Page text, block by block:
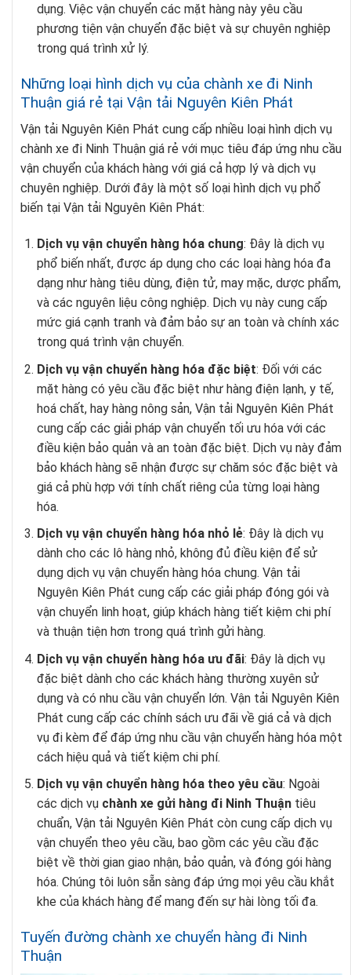
dụng. Việc vận chuyển các mặt hàng này yêu cầu
phương tiện vận chuyển đặc biệt và sự chuyên nghiệp
trong quá trình xử lý.
Những loại hình dịch vụ của chành xe đi Ninh
Thuận giá rẻ tại Vận tải Nguyên Kiên Phát
Vận tải Nguyên Kiên Phát cung cấp nhiều loại hình dịch vụ
chành xe đi Ninh Thuận giá rẻ với mục tiêu đáp ứng nhu cầu
vận chuyển của khách hàng với giá cả hợp lý và dịch vụ
chuyên nghiệp. Dưới đây là một số loại hình dịch vụ phổ
biến tại Vận tải Nguyên Kiên Phát:
Dịch vụ vận chuyển hàng hóa chung: Đây là dịch vụ
phổ biến nhất, được áp dụng cho các loại hàng hóa đa
dạng như hàng tiêu dùng, điện tử, may mặc, dược phẩm,
và các nguyên liệu công nghiệp. Dịch vụ này cung cấp
mức giá cạnh tranh và đảm bảo sự an toàn và chính xác
trong quá trình vận chuyển.
Dịch vụ vận chuyển hàng hóa đặc biệt: Đối với các
mặt hàng có yêu cầu đặc biệt như hàng điện lạnh, y tế,
hoá chất, hay hàng nông sản, Vận tải Nguyên Kiên Phát
cung cấp các giải pháp vận chuyển tối ưu hóa với các
điều kiện bảo quản và an toàn đặc biệt. Dịch vụ này đảm
bảo khách hàng sẽ nhận được sự chăm sóc đặc biệt và
giá cả phù hợp với tính chất riêng của từng loại hàng
hóa.
Dịch vụ vận chuyển hàng hóa nhỏ lẻ: Đây là dịch vụ
dành cho các lô hàng nhỏ, không đủ điều kiện để sử
dụng dịch vụ vận chuyển hàng hóa chung. Vận tải
Nguyên Kiên Phát cung cấp các giải pháp đóng gói và
vận chuyển linh hoạt, giúp khách hàng tiết kiệm chi phí
và thuận tiện hơn trong quá trình gửi hàng.
Dịch vụ vận chuyển hàng hóa ưu đãi: Đây là dịch vụ
đặc biệt dành cho các khách hàng thường xuyên sử
dụng và có nhu cầu vận chuyển lớn. Vận tải Nguyên Kiên
Phát cung cấp các chính sách ưu đãi về giá cả và dịch
vụ đi kèm để đáp ứng nhu cầu vận chuyển hàng hóa một
cách hiệu quả và tiết kiệm chi phí.
Dịch vụ vận chuyển hàng hóa theo yêu cầu: Ngoài
các dịch vụ chành xe gửi hàng đi Ninh Thuậntiêu
chuẩn, Vận tải Nguyên Kiên Phát còn cung cấp dịch vụ
vận chuyển theo yêu cầu, bao gồm các yêu cầu đặc
biệt về thời gian giao nhận, bảo quản, và đóng gói hàng
hóa. Chúng tôi luôn sẵn sàng đáp ứng mọi yêu cầu khắt
khe của khách hàng để mang đến sự hài lòng tối đa.
Tuyến đường chành xe chuyển hàng đi Ninh
Thuận